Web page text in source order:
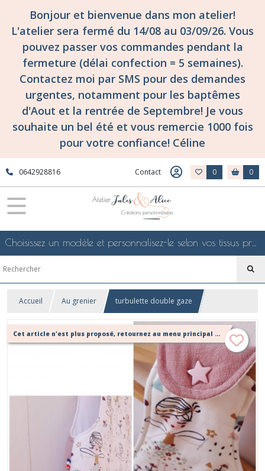
Bonjour et bienvenue dans mon atelier!
L'atelier sera fermé du 14/08 au 03/09/26. Vous
pouvez passer vos commandes pendant la
fermeture (délai confection = 5 semaines).
Contactez moi par SMS pour des demandes
urgentes, notamment pour les baptêmes
d'Aout et la rentrée de Septembre! Je vous
souhaite un bel été et vous remercie 1000 fois
pour votre confiance! Céline
0642928816 Contact 0 0
Choisissez un modèle et personnalisez-le selon vos tissus préférés de mes collections en ligne, je le confectionnerai selon vos souhaits
Accueil Au grenier turbulette double gaze
Cet article n'est plus proposé, retournez au menu principal ou contactez moi!